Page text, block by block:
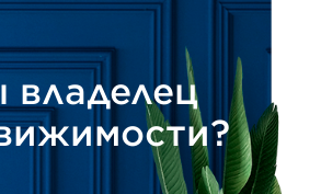
владелец